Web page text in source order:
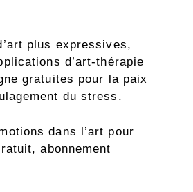
plus expressives,
d’art-thérapie
gratuites pour la paix
du stress.
dans l’art pour
abonnement